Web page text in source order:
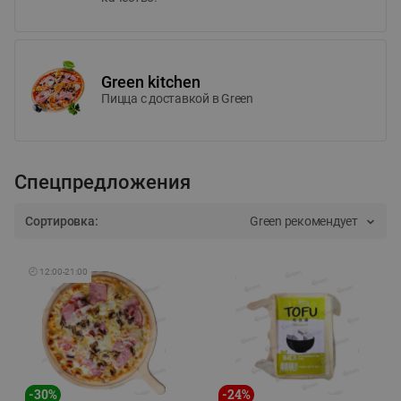
Green kitchen
Пицца c доставкой в Green
Спецпредложения
Сортировка: Green рекомендует
🕘 12:00-21:00
-30% -24%